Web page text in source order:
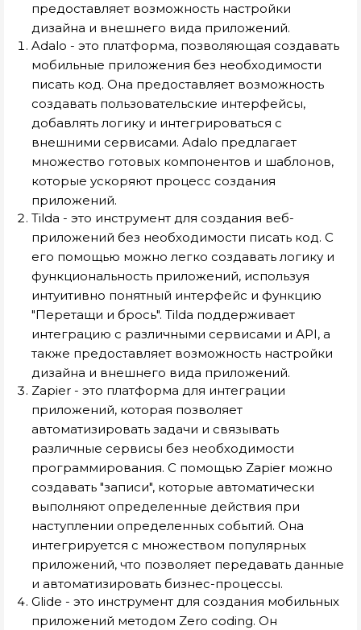
предоставляет возможность настройки
дизайна и внешнего вида приложений.
Adalo - это платформа, позволяющая создавать
мобильные приложения без необходимости
писать код. Она предоставляет возможность
создавать пользовательские интерфейсы,
добавлять логику и интегрироваться с
внешними сервисами. Adalo предлагает
множество готовых компонентов и шаблонов,
которые ускоряют процесс создания
приложений.
Tilda - это инструмент для создания веб-
приложений без необходимости писать код. С
его помощью можно легко создавать логику и
функциональность приложений, используя
интуитивно понятный интерфейс и функцию
"Перетащи и брось". Tilda поддерживает
интеграцию с различными сервисами и API, а
также предоставляет возможность настройки
дизайна и внешнего вида приложений.
Zapier - это платформа для интеграции
приложений, которая позволяет
автоматизировать задачи и связывать
различные сервисы без необходимости
программирования. С помощью Zapier можно
создавать "записи", которые автоматически
выполняют определенные действия при
наступлении определенных событий. Она
интегрируется с множеством популярных
приложений, что позволяет передавать данные
и автоматизировать бизнес-процессы.
Glide - это инструмент для создания мобильных
приложений методом Zero coding. Он